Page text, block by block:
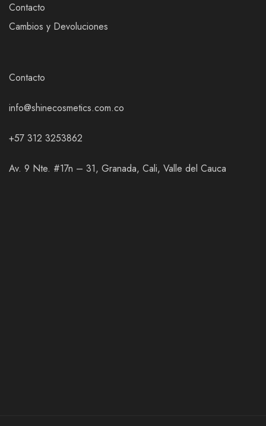
Contacto
Cambios y Devoluciones
Contacto
info@shinecosmetics.com.co
+57 312 3253862
Av. 9 Nte. #17n – 31, Granada, Cali, Valle del Cauca